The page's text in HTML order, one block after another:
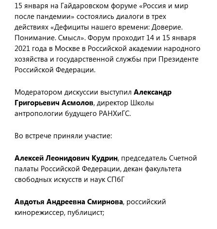
15 января на Гайдаровском форуме «Россия и мир
после пандемии» состоялись диалоги в трех
действиях «Дефициты нашего времени: Доверие.
Понимание. Смысл». Форум проходит 14 и 15 января
2021 года в Москве в Российской академии народного
хозяйства и государственной службы при Президенте
Российской Федерации.
Модератором дискуссии выступил Александр
Григорьевич Асмолов, директор Школы
антропологии будущего РАНХиГС.
Во встрече приняли участие:
Алексей Леонидович Кудрин, председатель Счетной
палаты Российской Федерации, декан факультета
свободных искусств и наук СПбГ
Авдотья Андреевна Смирнова, российский
кинорежиссер, публицист;